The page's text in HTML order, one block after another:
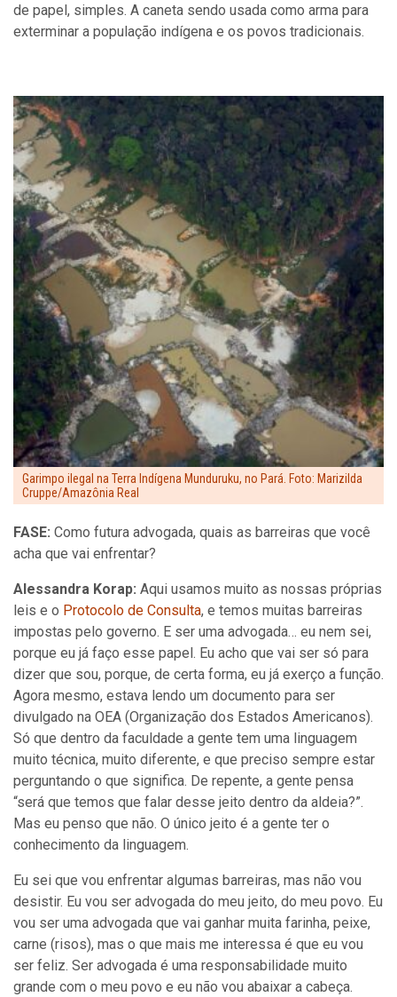
de papel, simples. A caneta sendo usada como arma para
exterminar a população indígena e os povos tradicionais.
Garimpo ilegal na Terra Indígena Munduruku, no Pará. Foto: Marizilda
Cruppe/Amazônia Real
FASE: Como futura advogada, quais as barreiras que você
acha que vai enfrentar?
Alessandra Korap: Aqui usamos muito as nossas próprias
leis e o Protocolo de Consulta, e temos muitas barreiras
impostas pelo governo. E ser uma advogada… eu nem sei,
porque eu já faço esse papel. Eu acho que vai ser só para
dizer que sou, porque, de certa forma, eu já exerço a função.
Agora mesmo, estava lendo um documento para ser
divulgado na OEA (Organização dos Estados Americanos).
Só que dentro da faculdade a gente tem uma linguagem
muito técnica, muito diferente, e que preciso sempre estar
perguntando o que significa. De repente, a gente pensa
“será que temos que falar desse jeito dentro da aldeia?”.
Mas eu penso que não. O único jeito é a gente ter o
conhecimento da linguagem.
Eu sei que vou enfrentar algumas barreiras, mas não vou
desistir. Eu vou ser advogada do meu jeito, do meu povo. Eu
vou ser uma advogada que vai ganhar muita farinha, peixe,
carne (risos), mas o que mais me interessa é que eu vou
ser feliz. Ser advogada é uma responsabilidade muito
grande com o meu povo e eu não vou abaixar a cabeça.